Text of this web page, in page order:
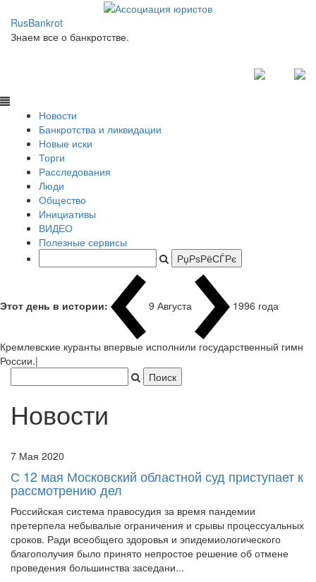
RusBankrot
Знаем все о банкротстве.
Новости
Банкротства и ликвидации
Новые иски
Торги
Расследования
Люди
Общество
Инициативы
ВИДЕО
Полезные сервисы
Этот день в истории: 9 Августа 199|
Новости
7 Мая 2020
рассмотрению дел
Российская система правосудия за время пандемии
претерпела небывалые ограничения и срывы процессуальных
сроков. Ради всеобщего здоровья и эпидемиологического
благополучия было принято непростое решение об отмене
проведения большинства заседани...
6 Мая 2020